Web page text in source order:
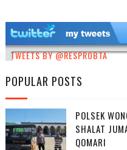
TWEETS BY @RESPROBTA
POPULAR POSTS
POLSEK
SHALAT
QOMARI